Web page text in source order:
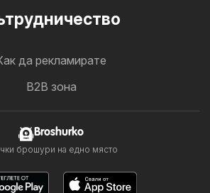
да рекламирате
B2B зона
Broshurko
брошури на едно място